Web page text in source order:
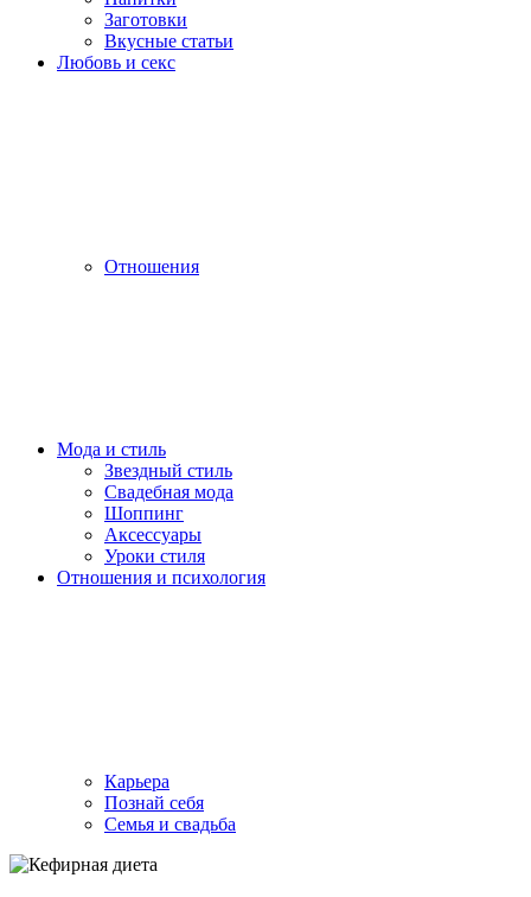
Заготовки
Вкусные статьи
Любовь и секс
Отношения
Мода и стиль
Звездный стиль
Свадебная мода
Шоппинг
Аксессуары
Уроки стиля
Отношения и психология
Карьера
Познай себя
Семья и свадьба